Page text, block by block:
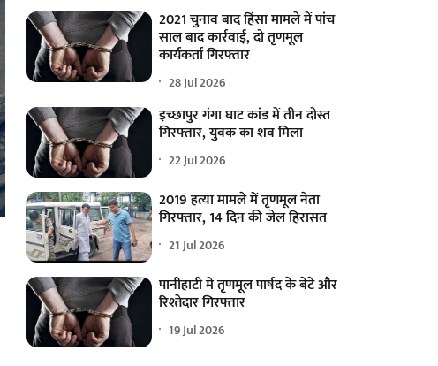
2021 चुनाव बाद हिंसा मामले में पांच
साल बाद कार्रवाई, दो तृणमूल
कार्यकर्ता गिरफ्तार
28 Jul 2026
इच्छापुर गंगा घाट कांड में तीन दोस्त
गिरफ्तार, युवक का शव मिला
22 Jul 2026
2019 हत्या मामले में तृणमूल नेता
गिरफ्तार, 14 दिन की जेल हिरासत
21 Jul 2026
पानीहाटी में तृणमूल पार्षद के बेटे और
रिश्तेदार गिरफ्तार
19 Jul 2026